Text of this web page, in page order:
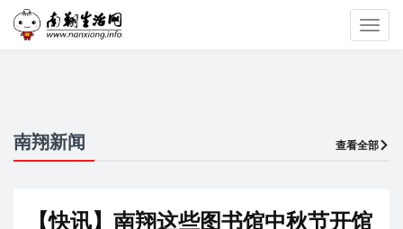
南翔新闻 查看全部
【快讯】南翔这些图书馆中秋节开馆